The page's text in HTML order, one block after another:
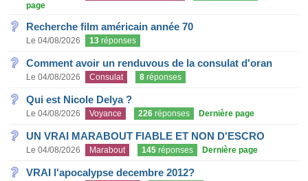
page
Recherche film américain année 70
Le 04/08/2026 13 réponses
Comment avoir un renduvous de la consulat d'oran
Le 04/08/2026 Consulat 8 réponses
Qui est Nicole Delya ?
Le 04/08/2026 Voyance 226 réponses Dernière page
UN VRAI MARABOUT FIABLE ET NON D'ESCRO
Le 04/08/2026 Marabout 145 réponses Dernière page
VRAI l'apocalypse decembre 2012?